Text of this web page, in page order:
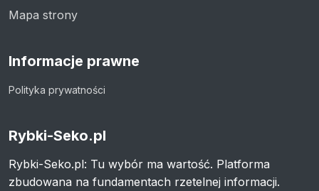
Mapa strony
Informacje prawne
Polityka prywatności
Rybki-Seko.pl
Rybki-Seko.pl: Tu wybór ma wartość. Platforma
zbudowana na fundamentach rzetelnej informacji.